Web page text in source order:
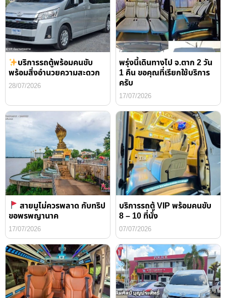
บริการรถตู้พร้อมคนขับ
พร้อมสิ่งอำนวยความสะดวก
28/07/2026
พรุ่งนี้เดินทางไป จ.ตาก 2 วัน
1 คืน ขอคุณที่เรียกใช้บริการ
ครับ
17/07/2026
สายมูไม่ควรพลาด กับทริป
ขอพรพญานาค
17/07/2026
บริการรถตู้ VIP พร้อมคนขับ
8 – 10 ที่นั่ง
07/07/2026